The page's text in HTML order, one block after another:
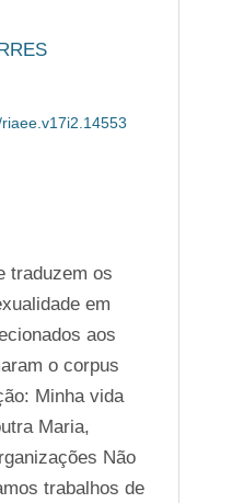
traduzem os
em
aos
o corpus
Minha vida
Maria,
Não
trabalhos de